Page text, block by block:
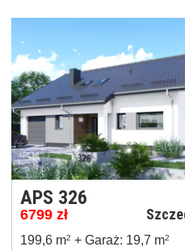
APS 326
6799 zł
199,6 m2 + Garaż: 19,7 m2